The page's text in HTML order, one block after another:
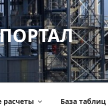
База таблиц